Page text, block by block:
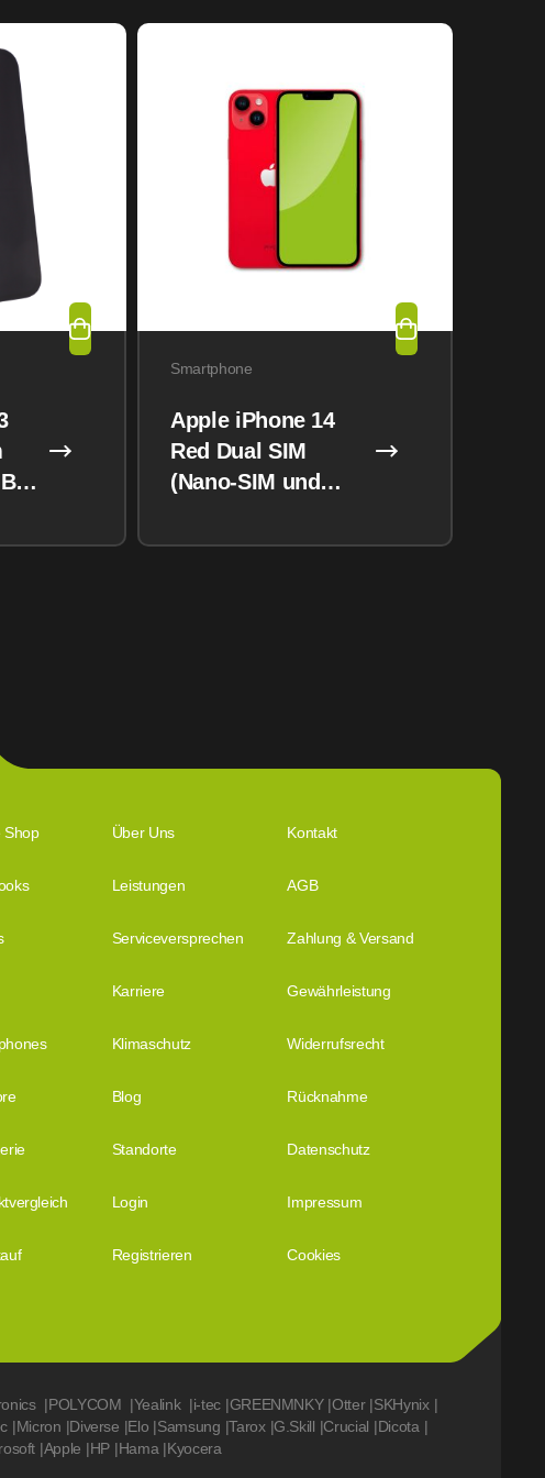
Smartphone
Apple iPhone 14
Red Dual SIM
(Nano-SIM und
Shop Über Uns Kontakt
Leistungen AGB
Serviceversprechen Zahlung & Versand
Karriere Gewährleistung
Klimaschutz Widerrufsrecht
Blog Rücknahme
Standorte Datenschutz
Login Impressum
Registrieren Cookies
|POLYCOM |Yealink |i-tec |GREENMNKY |Otter |SKHynix |
|Micron |Diverse |Elo |Samsung |Tarox |G.Skill |Crucial |Dicota |
|Apple |HP |Hama |Kyocera